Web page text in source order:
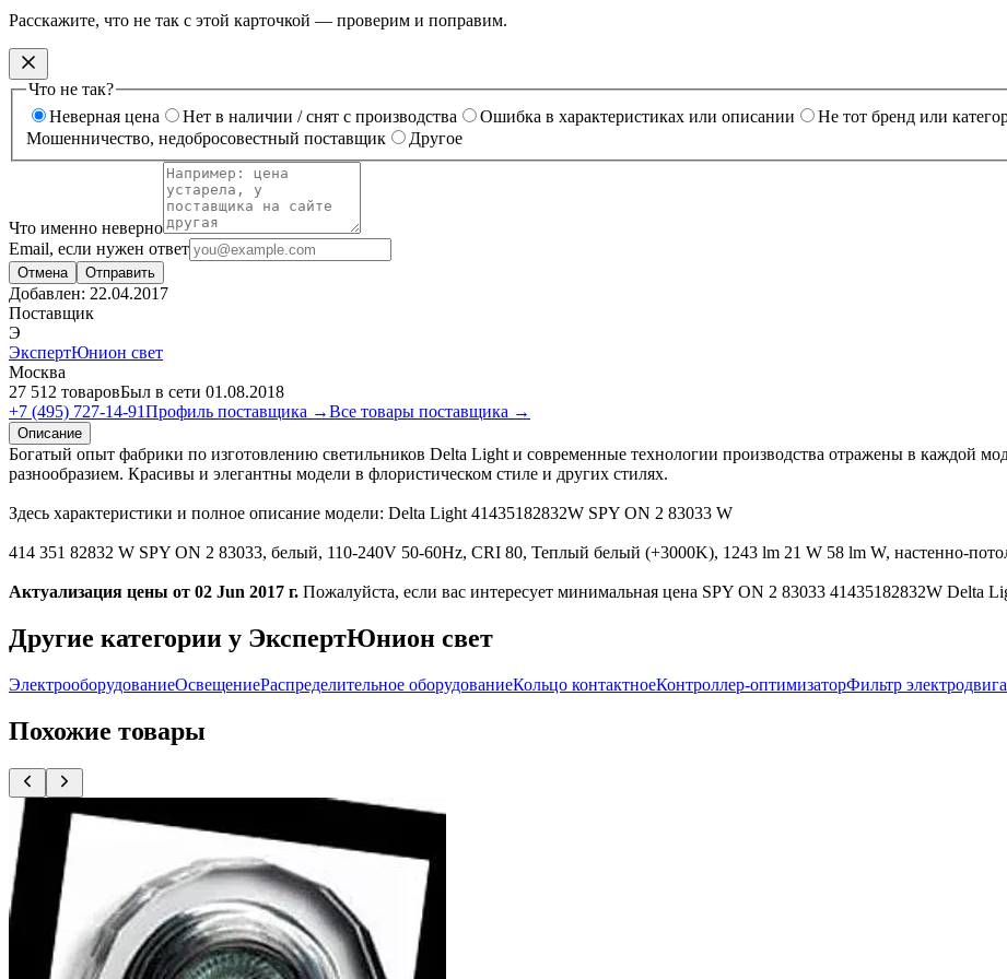
Расскажите, что не так с этой карточкой — проверим и поправим.
Что не так?
Неверная цена
Нет в наличии / снят с производства Ошибка в характеристиках или описании Не тот бренд или
Мошенничество, недобросовестный поставщик
Другое
Что именно неверно
Email, если нужен ответ
Отмена Отправить
Добавлен: 22.04.2017
Поставщик
Э
ЭкспертЮнион свет
Москва
27 512 товаровБыл в сети 01.08.2018
+7 (495) 727-14-91Профиль поставщика →Все товары поставщика →
Описание
Богатый опыт фабрики по изготовлению светильников Delta Light и современные технологии производства отражены в каждой
разнообразием. Красивы и элегантны модели в флористическом стиле и других стилях.
Здесь характеристики и полное описание модели: Delta Light 41435182832W SPY ON 2 83033 W
414 351 82832 W SPY ON 2 83033, белый, 110-240V 50-60Hz, CRI 80, Теплый белый (+3000K), 1243 lm 21 W 58 lm W, настенно-
Актуализация цены от 02 Jun 2017 г. Пожалуйста, если вас интересует минимальная цена SPY ON 2 83033 41435182832W Delta
Другие категории у ЭкспертЮнион свет
ЭлектрооборудованиеОсвещениеРаспределительное оборудованиеКольцо контактноеКонтроллер-оптимизаторФильтр
Похожие товары